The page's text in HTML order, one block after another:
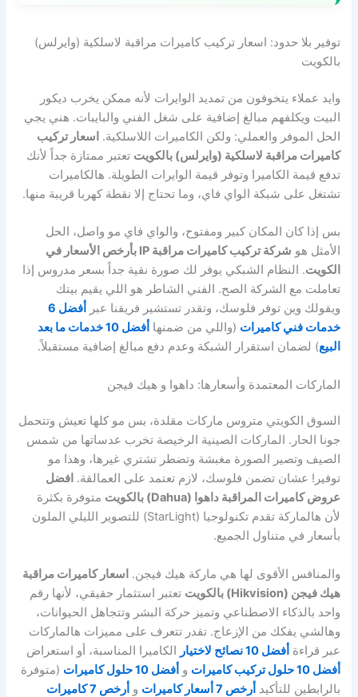
توفير بلا حدود: اسعار تركيب كاميرات مراقبة لاسلكية (وايرلس)
بالكويت
وايد عملاء يتخوفون من تمديد الوايرات لأنه ممكن يخرب ديكور
البيت ويكلفهم مبالغ إضافية على شغل الفني والبايبات. هني يجي
الحل الموفر والعملي: ولكن الكاميرات اللاسلكية. اسعار تركيب
كاميرات مراقبة لاسلكية (وايرلس) بالكويت تعتبر ممتازة جداً لأنك
تدفع قيمة الكاميرا وتوفر قيمة الوايرات الطويلة. هالكاميرات
تشتغل على شبكة الواي فاي، وما تحتاج إلا نقطة كهربا قريبة منها.
بس إذا كان المكان كبير ومفتوح، والواي فاي مو واصل، الحل
الأمثل هو
شركة تركيب كاميرات مراقبة IP بأرخص الأسعار في
الكويت. النظام الشبكي يوفر لك صورة نقية جداً بسعر مدروس إذا
تعاملت مع الشركة الصح. الفني الشاطر هو اللي يقيم بيتك
ويقولك وين توفر فلوسك، وتقدر تستشير فريقنا عبر
أفضل 6
خدمات فني كاميرات (واللي من ضمنها
أفضل 10 خدمات ما بعد
البيع) لضمان استقرار الشبكة وعدم دفع مبالغ إضافية مستقبلاً.
الماركات المعتمدة وأسعارها: داهوا و هيك فيجن
السوق الكويتي متروس ماركات مقلدة، بس مو كلها تعيش وتتحمل
جونا الحار. الماركات الصينية الرخيصة تخرب عدساتها من شمس
الصيف وتصير الصورة مغبشة وتضطر تشتري غيرها، وهذا مو
توفير! عشان تضمن فلوسك، لازم تعتمد على العمالقة. افضل
عروض كاميرات المراقبة داهوا (Dahua) بالكويت
متوفرة بكثرة
لأن هالماركة تقدم تكنولوجيا (StarLight) للتصوير الليلي الملون
بأسعار في متناول الجميع.
والمنافس الأقوى لها هي ماركة هيك فيجن. اسعار كاميرات مراقبة
هيك فيجن (Hikvision) بالكويت
تعتبر استثمار حقيقي، لأنها رقم
واحد بالذكاء الاصطناعي وتميز حركة البشر وتتجاهل الحيوانات،
وهالشي يفكك من الإزعاج. تقدر تتعرف على مميزات هالماركات
عبر قراءة أفضل 10 نصائح لاختيار
الكاميرا المناسبة، أو استعراض
أفضل 10 حلول تركيب كاميرات
و أفضل 10 حلول كاميرات
(متوفرة
بالرابطين للتأكيد أرخص 7 أسعار كاميرات و
أرخص 7 كاميرات